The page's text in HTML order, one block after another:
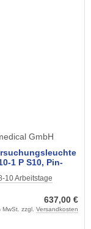
GmbH
1 P S10, Pin-
10 Arbeitstage
637,00 €
zzgl. Versandkosten